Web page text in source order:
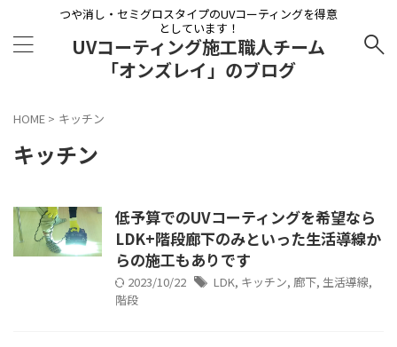
つや消し・セミグロスタイプのUVコーティングを得意
としています！
UVコーティング施工職人チーム
「オンズレイ」のブログ
HOME > キッチン
キッチン
低予算でのUVコーティングを希望なら
LDK+階段廊下のみといった生活導線か
らの施工もありです
2023/10/22 LDK, キッチン, 廊下, 生活導線,
階段